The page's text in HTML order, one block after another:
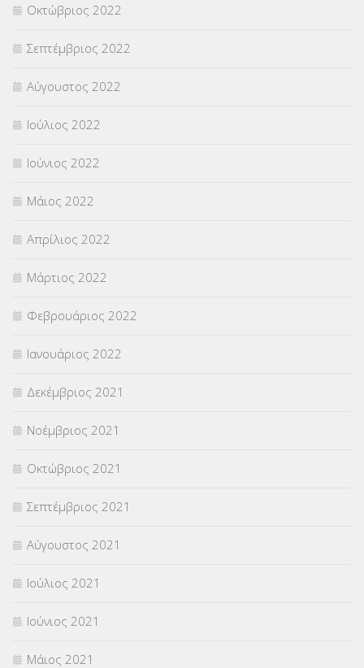
Οκτώβριος 2022
Σεπτέμβριος 2022
Αύγουστος 2022
Ιούλιος 2022
Ιούνιος 2022
Μάιος 2022
Απρίλιος 2022
Μάρτιος 2022
Φεβρουάριος 2022
Ιανουάριος 2022
Δεκέμβριος 2021
Νοέμβριος 2021
Οκτώβριος 2021
Σεπτέμβριος 2021
Αύγουστος 2021
Ιούλιος 2021
Ιούνιος 2021
Μάιος 2021